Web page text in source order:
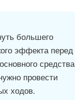
большего
эффекта перед
средства
провести
ходов.